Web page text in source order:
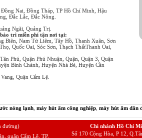
Nai, Đồng Tháp, TP Hồ Chí Minh, Hậu
Đắc Lắc, Đắc Nông.
Ngãi, Quảng Trị.
trì miễn phí tận nơi tại:
Biên, Nam Từ Liêm, Tây Hồ, Thanh Xuân, Sơn
Quốc Oai, Sóc Sơn, Thạch ThấtThanh Oai,
Phú, Quận Phú Nhuận, Quận, Quận 3, Quận
Bình Chánh, Huyện Nhà Bè, Huyện Cần
Quận Cẩm Lệ.
nóng lạnh máy hút ẩm công nghiệp máy hút ẩm dân
Chi nhánh Hồ Chí
Số 170 Cộng Hòa, P 12,
đường)
quận Cẩm Lệ, TP.